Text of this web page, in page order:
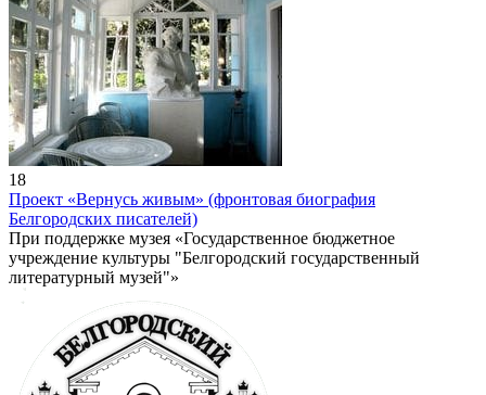
18
Проект «Вернусь живым» (фронтовая биография
Белгородских писателей)
При поддержке музея «Государственное бюджетное
учреждение культуры "Белгородский государственный
литературный музей"»